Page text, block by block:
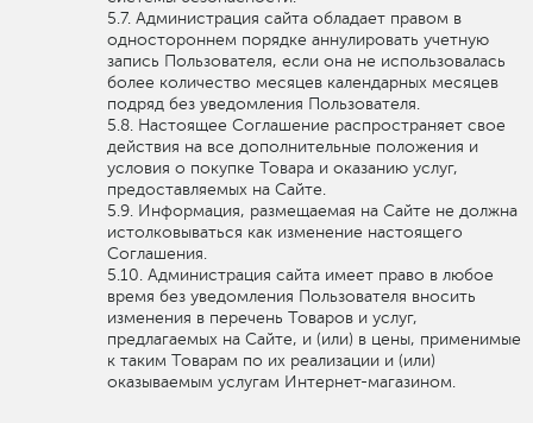
Администрация сайта обладает правом в
одностороннем порядке аннулировать учетную
запись Пользователя, если она не использовалась
более количество месяцев календарных месяцев
подряд без уведомления Пользователя.
Настоящее Соглашение распространяет свое
действия на все дополнительные положения и
условия о покупке Товара и оказанию услуг,
предоставляемых на Сайте.
Информация, размещаемая на Сайте не должна
истолковываться как изменение настоящего
Соглашения.
Администрация сайта имеет право в любое
время без уведомления Пользователя вносить
изменения в перечень Товаров и услуг,
предлагаемых на Сайте, и (или) в цены, применимые
к таким Товарам по их реализации и (или)
оказываемым услугам Интернет-магазином.